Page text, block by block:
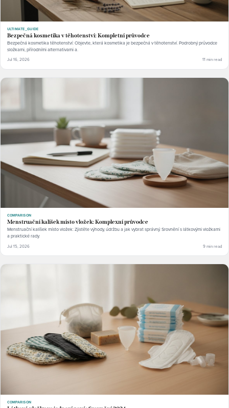
ULTIMATE_GUIDE
Bezpečná kosmetika v těhotenství: Kompletní průvodce
Bezpečná kosmetika těhotenství: Objevte, která kosmetika je bezpečná v těhotenství. Podrobný průvodce
složkami, přírodními alternativami a.
Jul 16, 2026 11 min read
COMPARISON
Menstruační kalíšek místo vložek: Komplexní průvodce
Menstruační kalíšek místo vložek: Zjistěte výhody, údržbu a jak vybrat správný. Srovnění s látkovými vložkami
a praktické rady.
Jul 15, 2026 9 min read
COMPARISON